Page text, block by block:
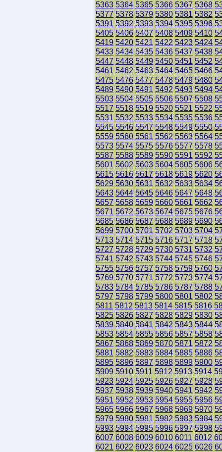
5363 5364 5365 5366 5367 5368
5377 5378 5379 5380 5381 5382
5391 5392 5393 5394 5395 5396
5405 5406 5407 5408 5409 5410
5419 5420 5421 5422 5423 5424
5433 5434 5435 5436 5437 5438
5447 5448 5449 5450 5451 5452
5461 5462 5463 5464 5465 5466
5475 5476 5477 5478 5479 5480
5489 5490 5491 5492 5493 5494
5503 5504 5505 5506 5507 5508
5517 5518 5519 5520 5521 5522
5531 5532 5533 5534 5535 5536
5545 5546 5547 5548 5549 5550
5559 5560 5561 5562 5563 5564
5573 5574 5575 5576 5577 5578
5587 5588 5589 5590 5591 5592
5601 5602 5603 5604 5605 5606
5615 5616 5617 5618 5619 5620
5629 5630 5631 5632 5633 5634
5643 5644 5645 5646 5647 5648
5657 5658 5659 5660 5661 5662
5671 5672 5673 5674 5675 5676
5685 5686 5687 5688 5689 5690
5699 5700 5701 5702 5703 5704
5713 5714 5715 5716 5717 5718
5727 5728 5729 5730 5731 5732
5741 5742 5743 5744 5745 5746
5755 5756 5757 5758 5759 5760
5769 5770 5771 5772 5773 5774
5783 5784 5785 5786 5787 5788
5797 5798 5799 5800 5801 5802
5811 5812 5813 5814 5815 5816
5825 5826 5827 5828 5829 5830
5839 5840 5841 5842 5843 5844
5853 5854 5855 5856 5857 5858
5867 5868 5869 5870 5871 5872
5881 5882 5883 5884 5885 5886
5895 5896 5897 5898 5899 5900
5909 5910 5911 5912 5913 5914
5923 5924 5925 5926 5927 5928
5937 5938 5939 5940 5941 5942
5951 5952 5953 5954 5955 5956
5965 5966 5967 5968 5969 5970
5979 5980 5981 5982 5983 5984
5993 5994 5995 5996 5997 5998
6007 6008 6009 6010 6011 6012
6021 6022 6023 6024 6025 6026